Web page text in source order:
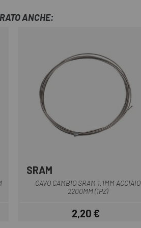
ANCHE:
SRAM
CAVO CAMBIO SRAM 1.1MM ACCIAIO
2200MM (1PZ)
Prezzo
2,20 €